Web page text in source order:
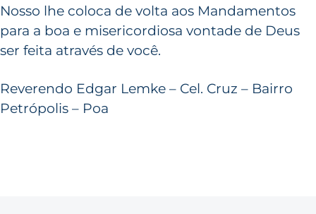
Nosso lhe coloca de volta aos Mandamentos
para a boa e misericordiosa vontade de Deus
ser feita através de você.
Reverendo Edgar Lemke – Cel. Cruz – Bairro
Petrópolis – Poa